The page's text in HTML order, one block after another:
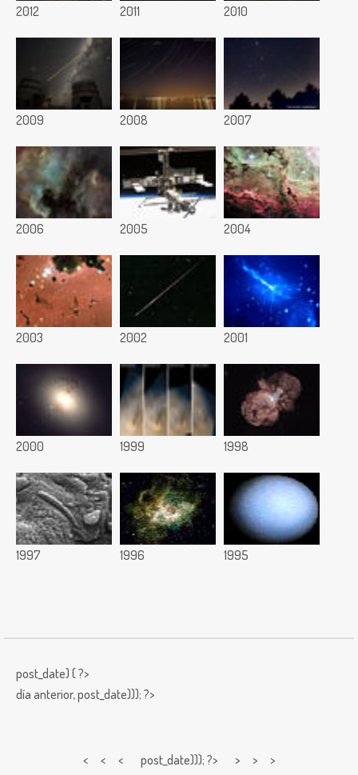
2012 2011 2010
2009 2008 2007
2006 2005 2004
2003 2002 2001
2000 1999 1998
1997 1996 1995
post_date) { ?>
día anterior,post_date))); ?>
< < < post_date))); ?> > > >